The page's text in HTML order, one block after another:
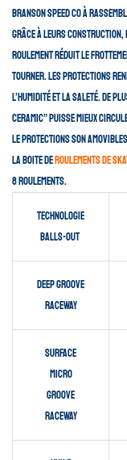
Branson Speed Co à
Grâce à leurs construction,
roulement réduit le
tourner. Les protections
l’humidité et la saleté. De
Ceramic” puisse mieux
Le protections son
La boite de roulements de
8 roulements.
Technologie
Balls-out
Deep Groove
Raceway
Surface
micro
Groove
Raceway